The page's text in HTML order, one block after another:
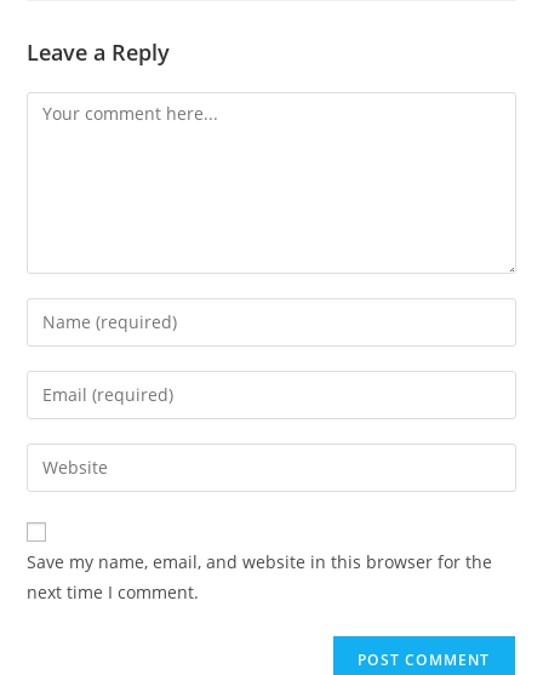
Leave a Reply
Comment
Enter
your
name
comment
Enter
your
email
address
comment
Enter
your
website
URL
(optional)
Save my name, email, and website in this browser for the
next time I comment.